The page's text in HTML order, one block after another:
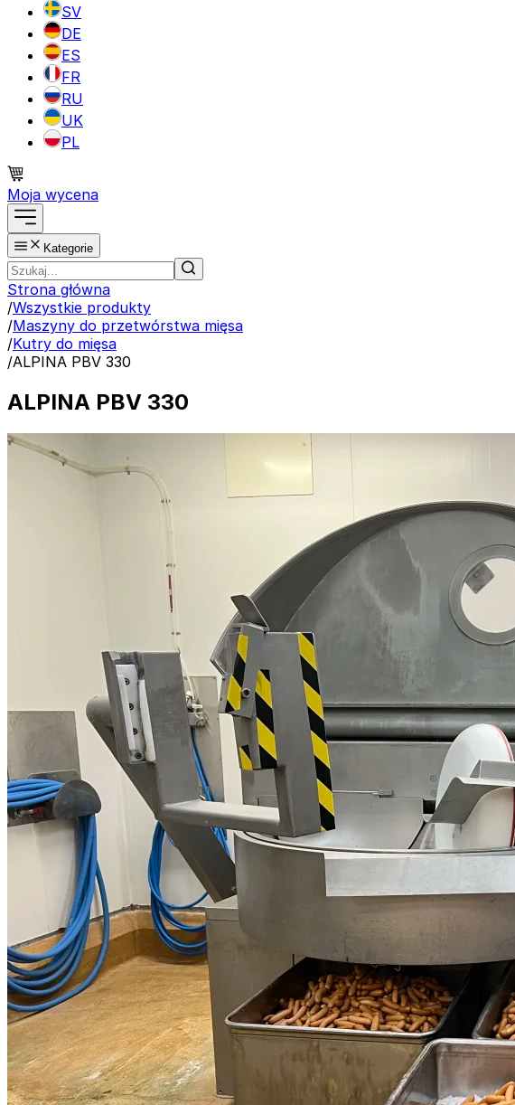
SV
DE
ES
FR
RU
UK
PL
Moja wycena
Kategorie
Strona główna
/Wszystkie produkty
/Maszyny do przetwórstwa mięsa
/Kutry do mięsa
/ALPINA PBV 330
ALPINA PBV 330